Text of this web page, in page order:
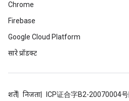
Chrome
Firebase
Google Cloud Platform
सारे प्रॉडक्ट
शर्तें निजता ICP证合字B2-20070004号